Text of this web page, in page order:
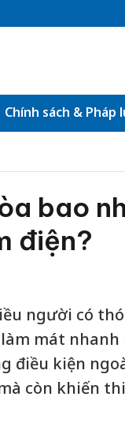
Chính sách & Pháp
bao
điện?
người có
mát nhanh
điều kiện
còn khiến